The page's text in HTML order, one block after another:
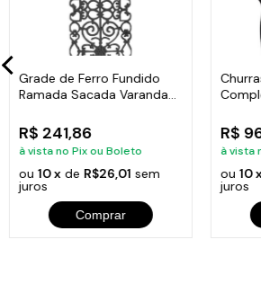
Grade de Ferro Fundido
Ramada Sacada Varanda
R$ 241,86
à vista no Pix ou Boleto
ou 10 xde R$26,01 sem
juros
Comprar
R$
à vista
ou 10
juros